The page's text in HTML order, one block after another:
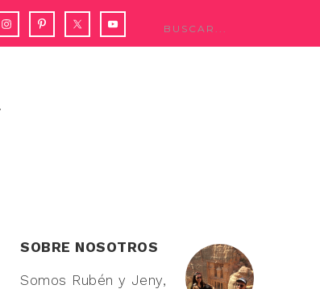
SOBRE NOSOTROS
Somos Rubén y Jeny,